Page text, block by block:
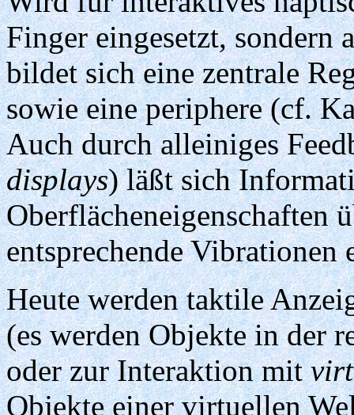
Finger eingesetzt, sondern
bildet sich eine zentrale
sowie eine periphere (cf.
Auch durch alleiniges
displays) läßt sich
Oberflächeneigenschaften
entsprechende Vibrationen
Heute werden taktile
(es werden Objekte in der
oder zur Interaktion mit
Objekte einer virtuellen